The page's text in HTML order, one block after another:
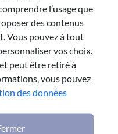
l’usage que
des contenus
Vous pouvez à tout
vos choix.
peut être retiré à
vous pouvez
des données